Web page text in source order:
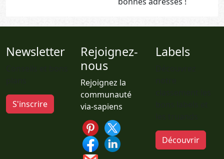
Newsletter
S'inscrire
Rejoignez-
nous
Rejoignez la
communauté
via-sapiens
Labels
Découvrir